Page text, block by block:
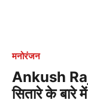
मनोरंजन
Ankush
सितारे के बारे